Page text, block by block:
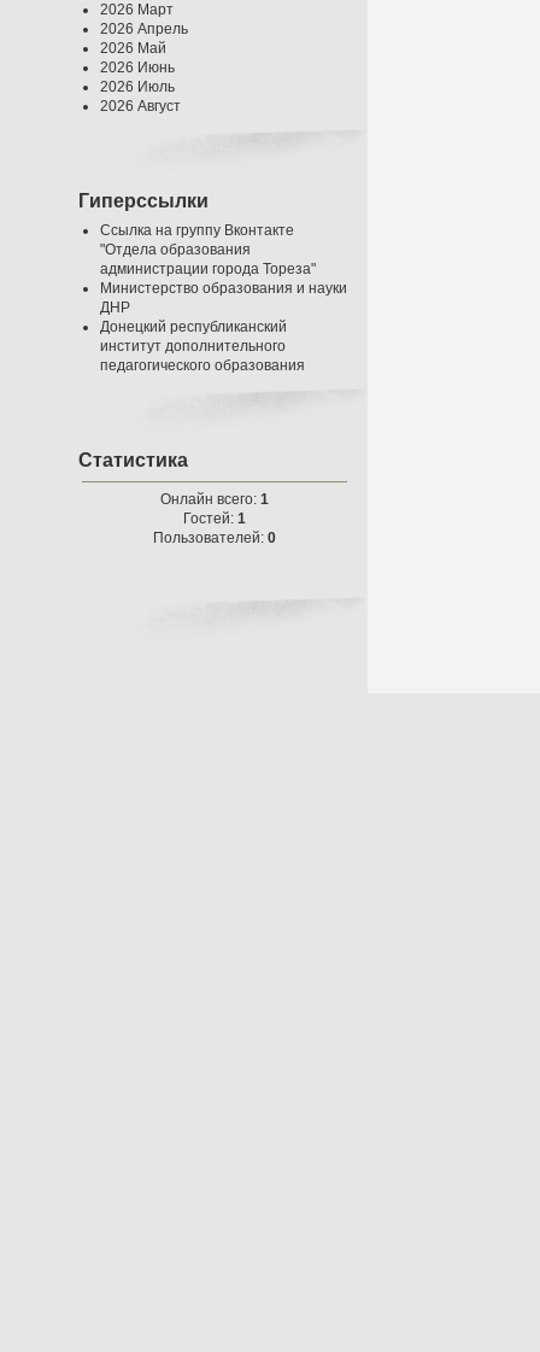
2026 Март
2026 Апрель
2026 Май
2026 Июнь
2026 Июль
2026 Август
Гиперссылки
Ссылка на группу Вконтакте
"Отдела образования
администрации города Тореза"
Министерство образования и науки
ДНР
Донецкий республиканский
институт дополнительного
педагогического образования
Статистика
Онлайн всего: 1
Гостей: 1
Пользователей: 0